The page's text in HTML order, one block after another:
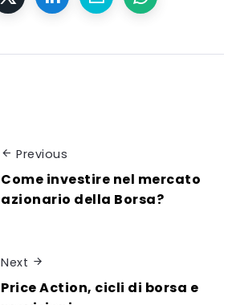
Previous
Come investire nel mercato
azionario della Borsa?
Next
Price Action, cicli di borsa e